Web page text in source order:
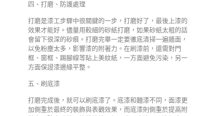
四、打磨、防護處理
打磨是漆工步驟中很關鍵的一步，打磨好了，最後上漆的
效果才能好。儘量用較細的砂紙打磨，如果砂紙太粗的話
會留下很深的砂痕。打磨完畢一定要徹底清掃一遍牆面，
以免粉塵太多，影響漆的附著力。在刷漆前，還需對門
框、窗框、踢腳線等貼上美紋紙，一方面避免污染，另一
方面保證漆邊緣平整。
五、刷底漆
打磨完成後，就可以刷底漆了。底漆和麵漆不同，面漆更
加側重於最終的裝飾與表觀效果，而底漆則側重於提高附